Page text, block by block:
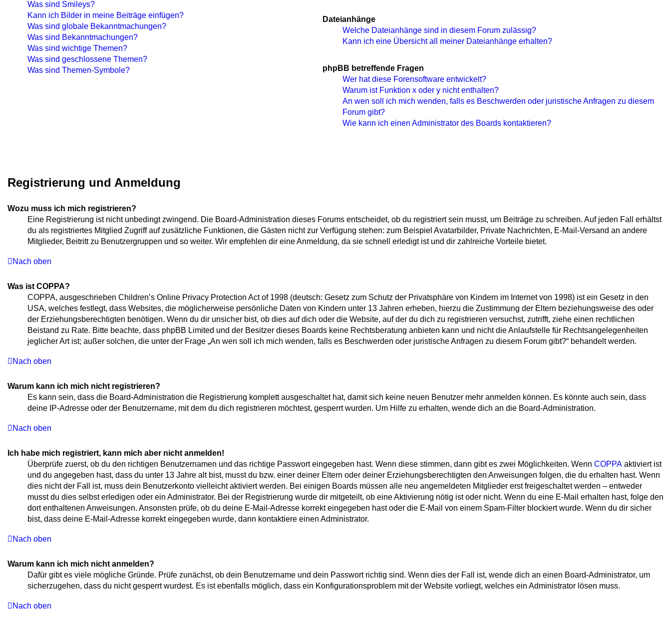
Was sind Smileys?
Kann ich Bilder in meine Beiträge einfügen?
Was sind globale Bekanntmachungen?
Was sind Bekanntmachungen?
Was sind wichtige Themen?
Was sind geschlossene Themen?
Was sind Themen-Symbole?
Dateianhänge
Welche Dateianhänge sind in diesem Forum zulässig?
Kann ich eine Übersicht all meiner Dateianhänge erhalten?
phpBB betreffende Fragen
Wer hat diese Forensoftware entwickelt?
Warum ist Funktion x oder y nicht enthalten?
An wen soll ich mich wenden, falls es Beschwerden oder juristische Anfragen zu diesem
Forum gibt?
Wie kann ich einen Administrator des Boards kontaktieren?
Registrierung und Anmeldung
Wozu muss ich mich registrieren?
Eine Registrierung ist nicht unbedingt zwingend. Die Board-Administration dieses Forums entscheidet, ob du registriert sein musst, um Beiträge zu schreiben. Auf jeden Fall erhältst
du als registriertes Mitglied Zugriff auf zusätzliche Funktionen, die Gästen nicht zur Verfügung stehen: zum Beispiel Avatarbilder, Private Nachrichten, E-Mail-Versand an andere
Mitglieder, Beitritt zu Benutzergruppen und so weiter. Wir empfehlen dir eine Anmeldung, da sie schnell erledigt ist und dir zahlreiche Vorteile bietet.
Nach oben
Was ist COPPA?
COPPA, ausgeschrieben Children’s Online Privacy Protection Act of 1998 (deutsch: Gesetz zum Schutz der Privatsphäre von Kindern im Internet von 1998) ist ein Gesetz in den
USA, welches festlegt, dass Websites, die möglicherweise persönliche Daten von Kindern unter 13 Jahren erheben, hierzu die Zustimmung der Eltern beziehungsweise des oder
der Erziehungsberechtigten benötigen. Wenn du dir unsicher bist, ob dies auf dich oder die Website, auf der du dich zu registrieren versuchst, zutrifft, ziehe einen rechtlichen
Beistand zu Rate. Bitte beachte, dass phpBB Limited und der Besitzer dieses Boards keine Rechtsberatung anbieten kann und nicht die Anlaufstelle für Rechtsangelegenheiten
jeglicher Art ist; außer solchen, die unter der Frage „An wen soll ich mich wenden, falls es Beschwerden oder juristische Anfragen zu diesem Forum gibt?“ behandelt werden.
Nach oben
Warum kann ich mich nicht registrieren?
Es kann sein, dass die Board-Administration die Registrierung komplett ausgeschaltet hat, damit sich keine neuen Benutzer mehr anmelden können. Es könnte auch sein, dass
deine IP-Adresse oder der Benutzername, mit dem du dich registrieren möchtest, gesperrt wurden. Um Hilfe zu erhalten, wende dich an die Board-Administration.
Nach oben
Ich habe mich registriert, kann mich aber nicht anmelden!
Überprüfe zuerst, ob du den richtigen Benutzernamen und das richtige Passwort eingegeben hast. Wenn diese stimmen, dann gibt es zwei Möglichkeiten. Wenn COPPA aktiviert ist
und du angegeben hast, dass du unter 13 Jahre alt bist, musst du bzw. einer deiner Eltern oder deiner Erziehungsberechtigten den Anweisungen folgen, die du erhalten hast. Wenn
dies nicht der Fall ist, muss dein Benutzerkonto vielleicht aktiviert werden. Bei einigen Boards müssen alle neu angemeldeten Mitglieder erst freigeschaltet werden – entweder
musst du dies selbst erledigen oder ein Administrator. Bei der Registrierung wurde dir mitgeteilt, ob eine Aktivierung nötig ist oder nicht. Wenn du eine E-Mail erhalten hast, folge den
dort enthaltenen Anweisungen. Ansonsten prüfe, ob du deine E-Mail-Adresse korrekt eingegeben hast oder die E-Mail von einem Spam-Filter blockiert wurde. Wenn du dir sicher
bist, dass deine E-Mail-Adresse korrekt eingegeben wurde, dann kontaktiere einen Administrator.
Nach oben
Warum kann ich mich nicht anmelden?
Dafür gibt es viele mögliche Gründe. Prüfe zunächst, ob dein Benutzername und dein Passwort richtig sind. Wenn dies der Fall ist, wende dich an einen Board-Administrator, um
sicherzugehen, dass du nicht gesperrt wurdest. Es ist ebenfalls möglich, dass ein Konfigurationsproblem mit der Website vorliegt, welches ein Administrator lösen muss.
Nach oben